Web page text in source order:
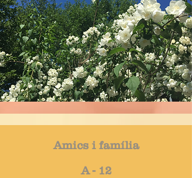
Amics i família
A - 12